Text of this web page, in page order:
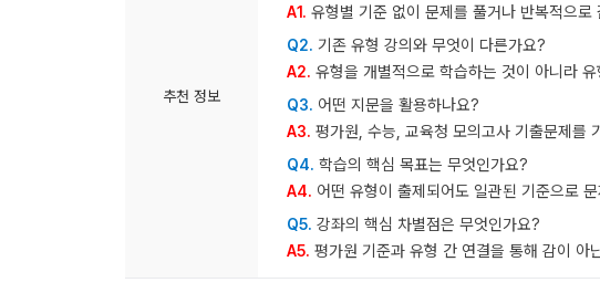
추천 정보
A1. 유형별 기준 없이 문제를 풀거나 반복적으
Q2. 기존 유형 강의와 무엇이 다른가요?
A2. 유형을 개별적으로 학습하는 것이 아니라
Q3. 어떤 지문을 활용하나요?
A3. 평가원, 수능, 교육청 모의고사 기출문제를
Q4. 학습의 핵심 목표는 무엇인가요?
A4. 어떤 유형이 출제되어도 일관된 기준으로
Q5. 강좌의 핵심 차별점은 무엇인가요?
A5. 평가원 기준과 유형 간 연결을 통해 감이 아